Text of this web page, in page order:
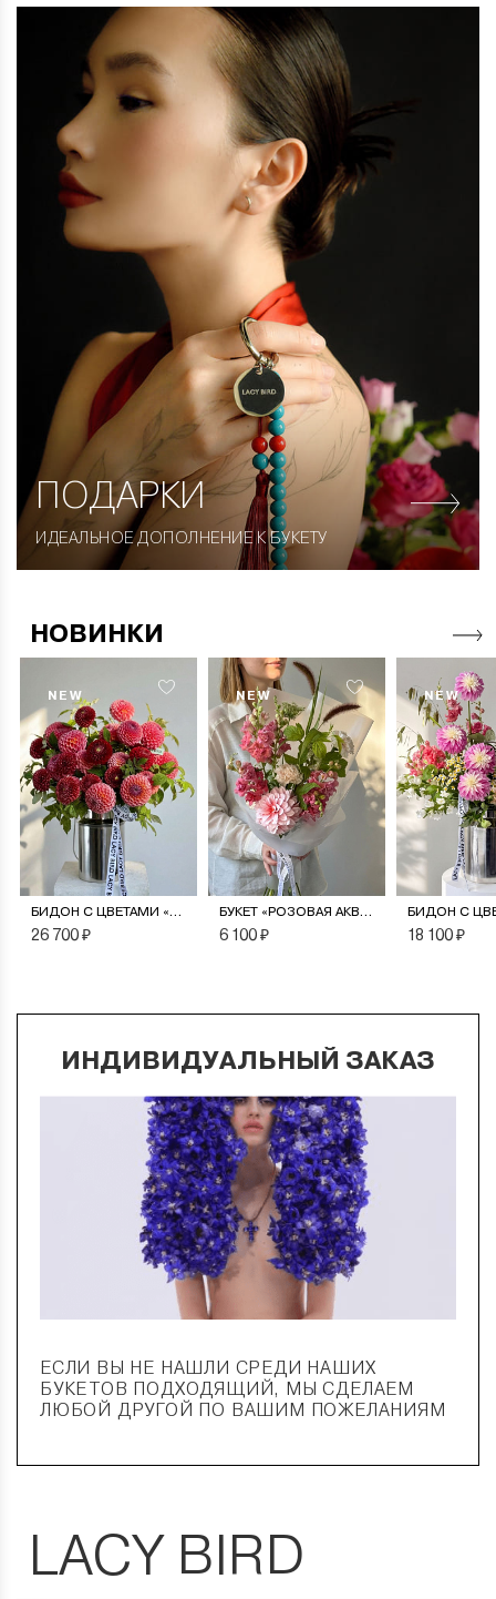
ПОДАРКИ
ИДЕАЛЬНОЕ ДОПОЛНЕНИЕ К БУКЕТУ
НОВИНКИ
NEW
БИДОН С ЦВЕТАМИ «МОНПАНСЬЕ»
26 700 ₽
NEW
БУКЕТ «РОЗОВАЯ АКВАРЕЛЬ»
6 100 ₽
NEW
18 100 ₽
ИНДИВИДУАЛЬНЫЙ ЗАКАЗ
ЕСЛИ ВЫ НЕ НАШЛИ СРЕДИ НАШИХ
БУКЕТОВ ПОДХОДЯЩИЙ, МЫ СДЕЛАЕМ
ЛЮБОЙ ДРУГОЙ ПО ВАШИМ ПОЖЕЛАНИЯМ
LACY BIRD